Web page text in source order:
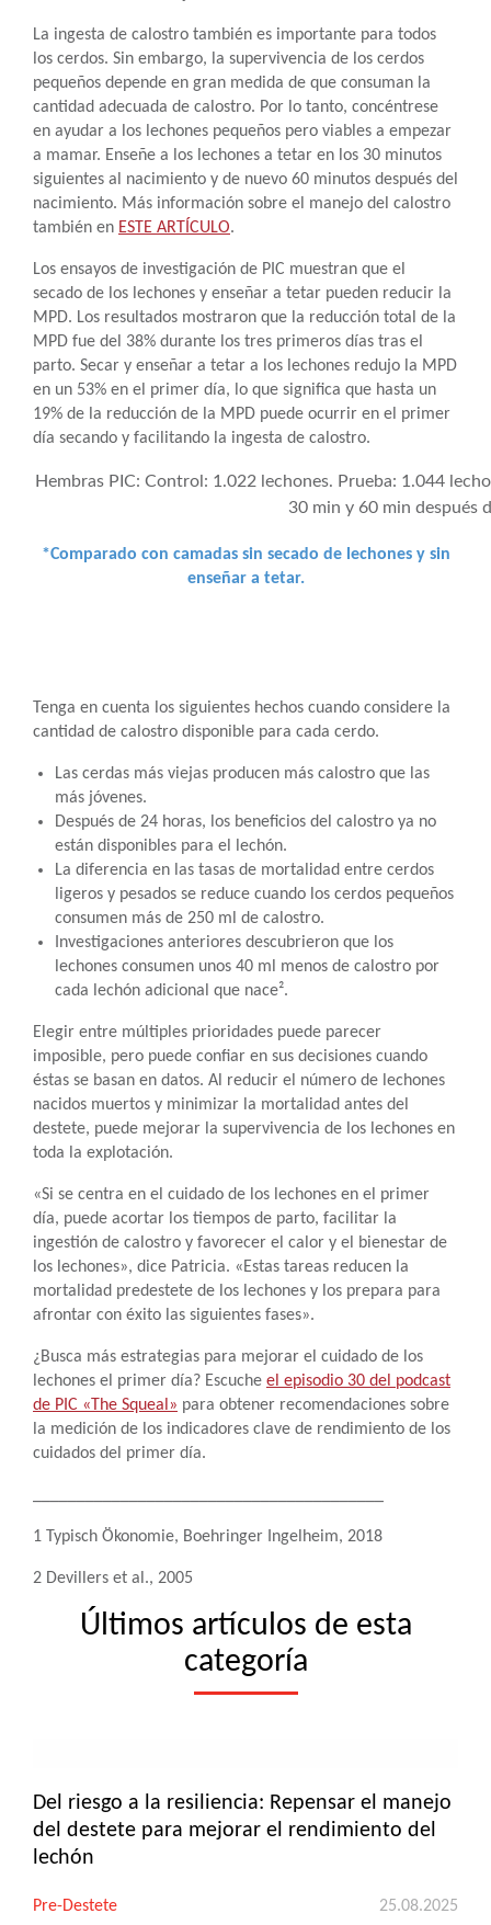
La ingesta de calostro también es importante para todos
los cerdos. Sin embargo, la supervivencia de los cerdos
pequeños depende en gran medida de que consuman la
cantidad adecuada de calostro. Por lo tanto, concéntrese
en ayudar a los lechones pequeños pero viables a empezar
a mamar. Enseñe a los lechones a tetar en los 30 minutos
siguientes al nacimiento y de nuevo 60 minutos después del
nacimiento. Más información sobre el manejo del calostro
también en ESTE ARTÍCULO.
Los ensayos de investigación de PIC muestran que el
secado de los lechones y enseñar a tetar pueden reducir la
MPD. Los resultados mostraron que la reducción total de la
MPD fue del 38% durante los tres primeros días tras el
parto. Secar y enseñar a tetar a los lechones redujo la MPD
en un 53% en el primer día, lo que significa que hasta un
19% de la reducción de la MPD puede ocurrir en el primer
día secando y facilitando la ingesta de calostro.
Hembras PIC: Control: 1.022 lechones. Prueba: 1.044
30 min y 60 min después
*Comparado con camadas sin secado de lechones y sin
enseñar a tetar.
Tenga en cuenta los siguientes hechos cuando considere la
cantidad de calostro disponible para cada cerdo.
Las cerdas más viejas producen más calostro que las
más jóvenes.
Después de 24 horas, los beneficios del calostro ya no
están disponibles para el lechón.
La diferencia en las tasas de mortalidad entre cerdos
ligeros y pesados se reduce cuando los cerdos pequeños
consumen más de 250 ml de calostro.
Investigaciones anteriores descubrieron que los
lechones consumen unos 40 ml menos de calostro por
cada lechón adicional que nace².
Elegir entre múltiples prioridades puede parecer
imposible, pero puede confiar en sus decisiones cuando
éstas se basan en datos. Al reducir el número de lechones
nacidos muertos y minimizar la mortalidad antes del
destete, puede mejorar la supervivencia de los lechones en
toda la explotación.
«Si se centra en el cuidado de los lechones en el primer
día, puede acortar los tiempos de parto, facilitar la
ingestión de calostro y favorecer el calor y el bienestar de
los lechones», dice Patricia. «Estas tareas reducen la
mortalidad predestete de los lechones y los prepara para
afrontar con éxito las siguientes fases».
¿Busca más estrategias para mejorar el cuidado de los
lechones el primer día? Escuche el episodio 30 del podcast
de PIC «The Squeal» para obtener recomendaciones sobre
la medición de los indicadores clave de rendimiento de los
cuidados del primer día.
1 Typisch Ökonomie, Boehringer Ingelheim, 2018
2 Devillers et al., 2005
Últimos artículos de esta
categoría
Del riesgo a la resiliencia: Repensar el manejo
del destete para mejorar el rendimiento del
lechón
Pre-Destete 25.08.2025